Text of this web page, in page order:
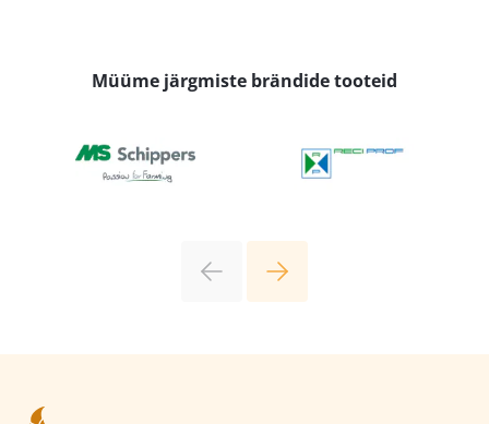
Müüme järgmiste brändide tooteid